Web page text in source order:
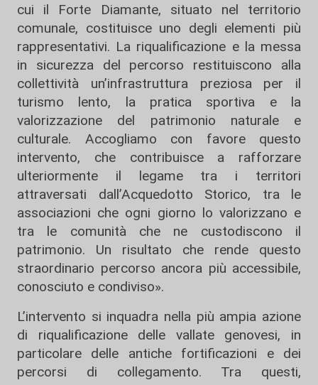
cui il Forte Diamante, situato nel territorio
comunale, costituisce uno degli elementi più
rappresentativi. La riqualificazione e la messa
in sicurezza del percorso restituiscono alla
collettività un’infrastruttura preziosa per il
turismo lento, la pratica sportiva e la
valorizzazione del patrimonio naturale e
culturale. Accogliamo con favore questo
intervento, che contribuisce a rafforzare
ulteriormente il legame tra i territori
attraversati dall’Acquedotto Storico, tra le
associazioni che ogni giorno lo valorizzano e
tra le comunità che ne custodiscono il
patrimonio. Un risultato che rende questo
straordinario percorso ancora più accessibile,
conosciuto e condiviso».
L’intervento si inquadra nella più ampia azione
di riqualificazione delle vallate genovesi, in
particolare delle antiche fortificazioni e dei
percorsi di collegamento. Tra questi,